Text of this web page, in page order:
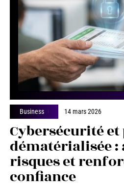
Business 14 mars 2026
Cybersécurité et
dématérialisée
risques et
confiance